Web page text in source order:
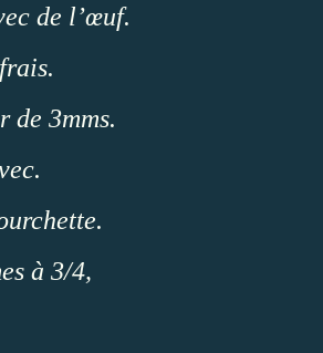
de l’œuf.
de 3mms.
à 3/4,